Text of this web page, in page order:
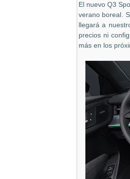
El nuevo Q3
verano boreal.
llegará a
precios ni
más en los